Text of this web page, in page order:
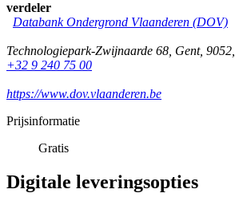
verdeler
Databank Ondergrond Vlaanderen (DOV)
Technologiepark-Zwijnaarde 68, Gent, 9052,
+32 9 240 75 00
https://www.dov.vlaanderen.be
Prijsinformatie
Gratis
Digitale leveringsopties